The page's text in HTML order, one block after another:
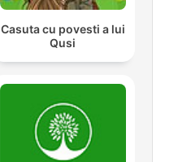
Casuta cu povesti a lui
Qusi